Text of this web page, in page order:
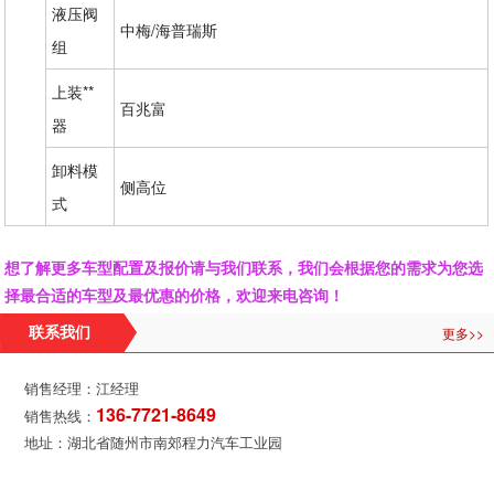
液压阀
组
中梅/海普瑞斯
上装**
器
百兆富
卸料模
式
侧高位
想了解更多车型配置及报价请与我们联系，我们会根据您的需求为您选
择最合适的车型及最优惠的价格，欢迎来电咨询！
联系我们 更多>>
销售经理：江经理
销售热线： 136-7721-8649
地址：湖北省随州市南郊程力汽车工业园